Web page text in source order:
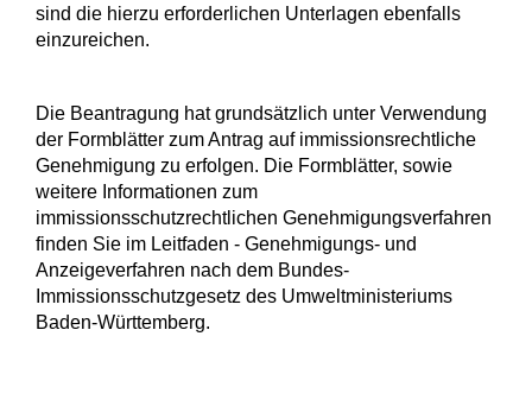
sind die hierzu erforderlichen Unterlagen ebenfalls
einzureichen.
Die Beantragung hat grundsätzlich unter Verwendung
der Formblätter zum Antrag auf immissionsrechtliche
Genehmigung zu erfolgen. Die Formblätter, sowie
weitere Informationen zum
immissionsschutzrechtlichen Genehmigungsverfahren
finden Sie im Leitfaden - Genehmigungs- und
Anzeigeverfahren nach dem Bundes-
Immissionsschutzgesetz des Umweltministeriums
Baden-Württemberg.